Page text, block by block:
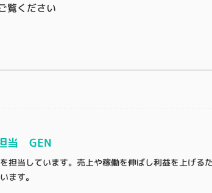
覧ください
当 GEN
担当しています。売上や稼働を伸ばし利益を上げる
ます。